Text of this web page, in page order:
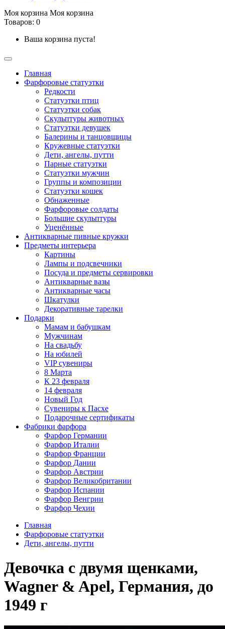
Моя корзина Моя корзина
Товаров: 0
Ваша корзина пуста!
Главная
Фарфоровые статуэтки
Редкости
Cтатуэтки птиц
Cтатуэтки собак
Скульптуры животных
Статуэтки девушек
Балерины и танцовщицы
Кружевные статуэтки
Дети, ангелы, путти
Парные статуэтки
Статуэтки мужчин
Группы и композиции
Статуэтки кошек
Обнаженные
Фарфоровые солдаты
Большие скульптуры
Уценённые
Антикварные пивные кружки
Предметы интерьера
Картины
Лампы и подсвечники
Посуда и предметы сервировки
Антикварные вазы
Антикварные часы
Шкатулки
Декоративные тарелки
Подарки
Мамам и бабушкам
Мужчинам
На свадьбу
На юбилей
VIP сувениры
8 Марта
К 23 февраля
14 февраля
Новый Год
Сувениры к Пасхе
Подарочные сертификаты
Фабрики фарфора
Фарфор Германии
Фарфор Италии
Фарфор Франции
Фарфор Дании
Фарфор Австрии
Фарфор Великобритании
Фарфор Испании
Фарфор Венгрии
Фарфор Чехии
Главная
Фарфоровые статуэтки
Дети, ангелы, путти
Девочка с двумя щенками,
Wagner & Apel, Германия, до
1949 г